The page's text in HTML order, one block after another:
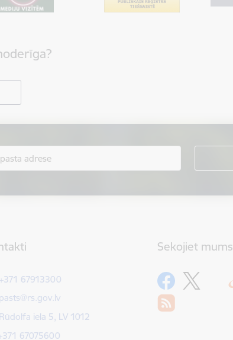
+371 67913300
E-pasts:
pasts@rs.gov.lv
Rūdolfa iela 5, LV 1012
67075600
Sekojiet mums